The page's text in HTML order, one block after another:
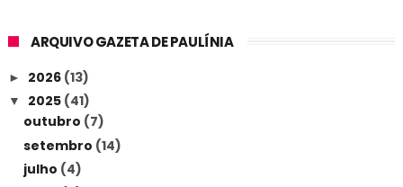
ARQUIVO GAZETA DE PAULÍNIA
► 2026 (13)
▼ 2025 (41)
outubro (7)
setembro (14)
julho (4)